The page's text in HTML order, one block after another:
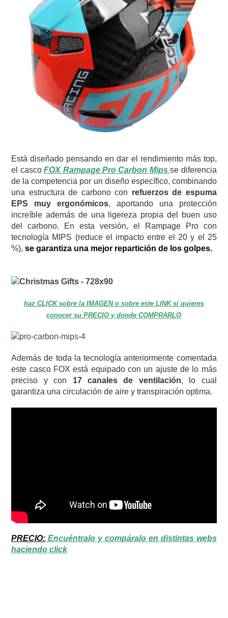
Está diseñado pensando en dar el rendimiento más top,
el cascoFOX Rampage Pro Carbon Mips se diferencia
de la competencia por un diseño específico, combinando
una estructura de carbono con refuerzos de espuma
EPS muy ergonómicos, aportando una protección
increíble además de una ligereza propia del buen uso
del carbono. En esta versión, el Rampage Pro con
tecnología MIPS (reduce el impacto entre el 20 y el 25
%),se garantiza una mejor repartición de los golpes.
haz CLICK sobre la IMAGEN o sobre este LINK si quieres
conocer su PRECIO y donde COMPRARLO
Además de toda la tecnología anteriormente comentada
este casco FOX está equipado con un ajuste de lo más
preciso y con 17 canales de ventilación, lo cual
garantiza una circulación de aire y transpiración optima.
PRECIO: Encuéntralo y compáralo en distintas webs
haciendo click